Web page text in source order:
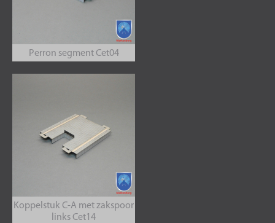
Perron segment Cet04
Koppelstuk C-A met zakspoor
links Cet14